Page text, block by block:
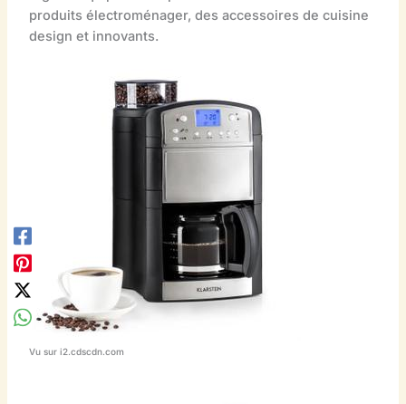
produits électroménager, des accessoires de cuisine
design et innovants.
Vu sur i2.cdscdn.com